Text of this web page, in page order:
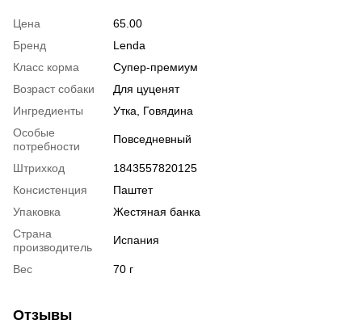
Цена
65.00
Бренд
Lenda
Класс корма
Супер-премиум
Возраст собаки
Для цуценят
Ингредиенты
Утка, Говядина
Особые
потребности
Повседневный
Штрихкод
1843557820125
Консистенция
Паштет
Упаковка
Жестяная банка
Страна
производитель
Испания
Вес 70 г
Отзывы